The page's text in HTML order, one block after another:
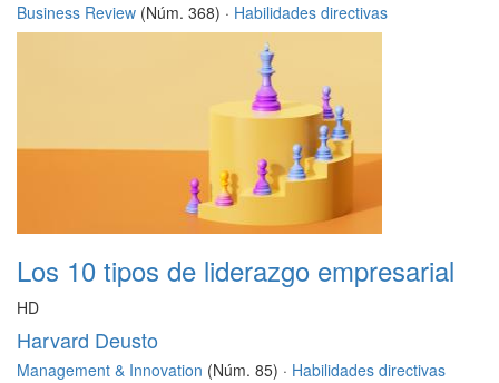
Business Review (Núm. 368) · Habilidades directivas
Los 10 tipos de liderazgo empresarial
HD
Harvard Deusto
Management & Innovation (Núm. 85) · Habilidades directivas